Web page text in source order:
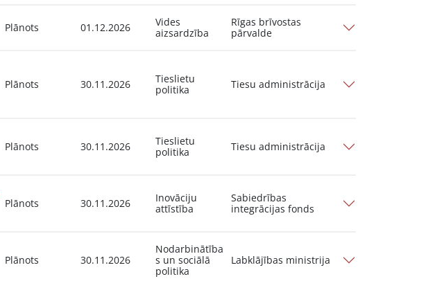
Plānots 01.12.2026
Vides
aizsardzība
Rīgas brīvostas
pārvalde
Plānots 30.11.2026
Tieslietu
politika
Tiesu administrācija
Plānots 30.11.2026
Tieslietu
politika
Tiesu administrācija
Plānots 30.11.2026
Inovāciju
attīstība
Sabiedrības
integrācijas fonds
Plānots 30.11.2026
Nodarbinātība
s un sociālā
politika
Labklājības ministrija